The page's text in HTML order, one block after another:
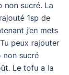
non sucré. La
1sp de
j’en mets
peux rajouter
non sucré
Le tofu a la